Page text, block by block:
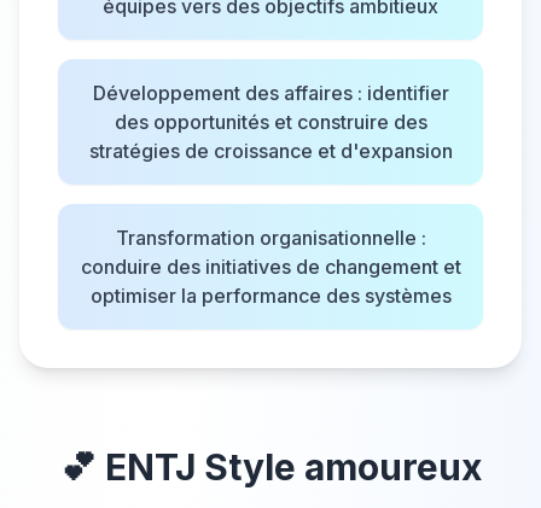
équipes vers des objectifs ambitieux
Développement des affaires : identifier
des opportunités et construire des
stratégies de croissance et d'expansion
Transformation organisationnelle :
conduire des initiatives de changement et
optimiser la performance des systèmes
💕 ENTJ Style amoureux